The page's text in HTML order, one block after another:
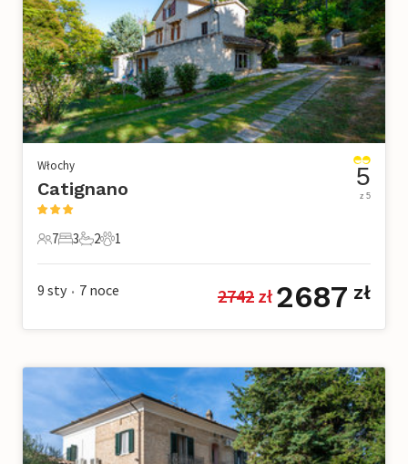
Włochy
Catignano
7 Goście
7
3 Sypialnie
3
2 Łazienki
2
1 Zwierzę domowe
1
5
z 5
9 sty • 7 noce 2742 zł 2687 zł